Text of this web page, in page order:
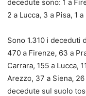
decedute sono: 1 a
2 a Lucca, 3 a Pisa, 1
Sono 1.310 i deceduti
470 a Firenze, 63 a
Carrara, 155 a Lucca,
Arezzo, 37 a Siena,
decedute sul suolo